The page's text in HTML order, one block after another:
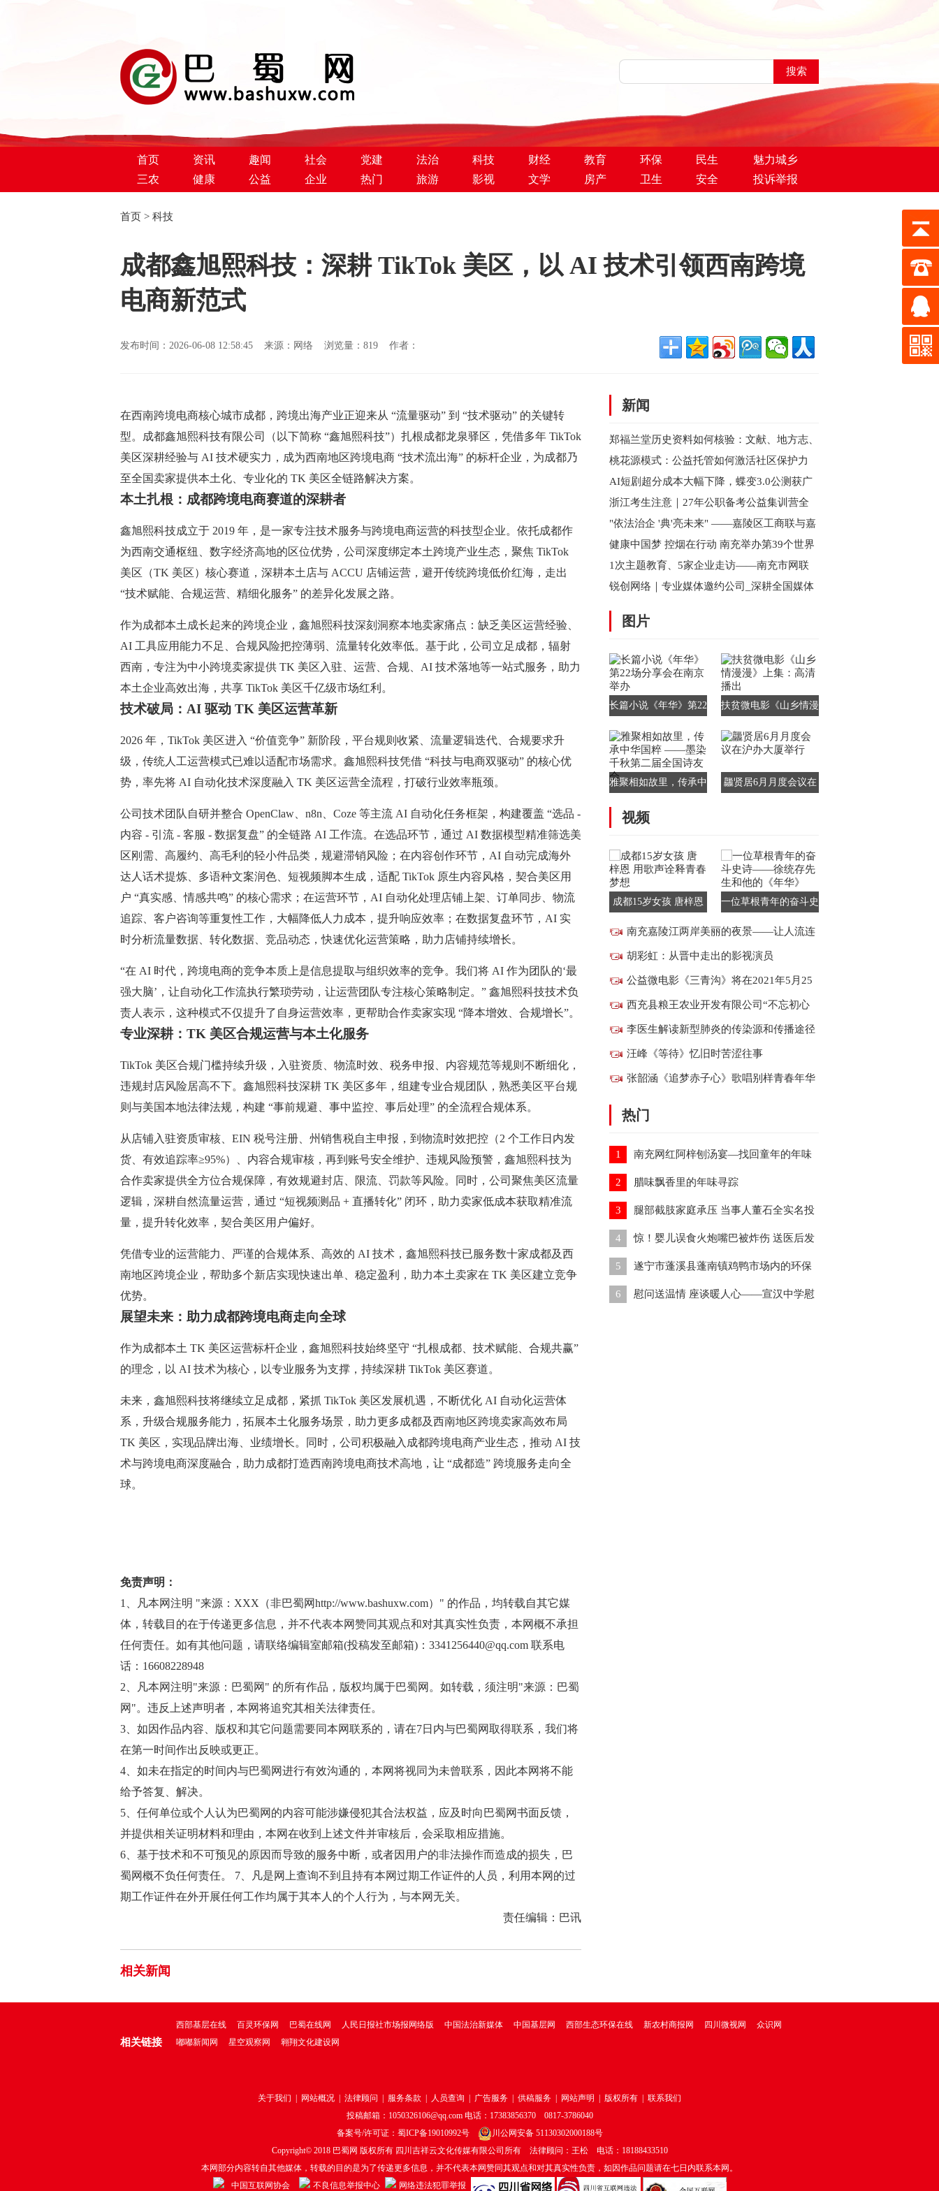
首页 资讯 趣闻 社会 党建 法治 科技 财经 教育 环保 民生
魅力城乡
三农
健康 公益 企业 热门 旅游 影视 文学 房产 卫生 安全 投诉举报
首页 > 科技
成都鑫旭熙科技：深耕 TikTok 美区，以 AI 技术引领西南跨境
电商新范式
发布时间：2026-06-08 12:58:45 来源：网络 浏览量： 819 作者：
在西南跨境电商核心城市成都，跨境出海产业正迎来从 “流量驱动” 到 “技术驱动” 的关键转
型。成都鑫旭熙科技有限公司（以下简称 “鑫旭熙科技”）扎根成都龙泉驿区，凭借多年 TikTok
美区深耕经验与 AI 技术硬实力，成为西南地区跨境电商 “技术流出海” 的标杆企业，为成都乃
至全国卖家提供本土化、专业化的 TK 美区全链路解决方案。
本土扎根：成都跨境电商赛道的深耕者
鑫旭熙科技成立于 2019 年，是一家专注技术服务与跨境电商运营的科技型企业。依托成都作
为西南交通枢纽、数字经济高地的区位优势，公司深度绑定本土跨境产业生态，聚焦 TikTok
美区（TK 美区）核心赛道，深耕本土店与 ACCU 店铺运营，避开传统跨境低价红海，走出
“技术赋能、合规运营、精细化服务” 的差异化发展之路。
作为成都本土成长起来的跨境企业，鑫旭熙科技深刻洞察本地卖家痛点：缺乏美区运营经验、
AI 工具应用能力不足、合规风险把控薄弱、流量转化效率低。基于此，公司立足成都，辐射
西南，专注为中小跨境卖家提供 TK 美区入驻、运营、合规、AI 技术落地等一站式服务，助力
本土企业高效出海，共享 TikTok 美区千亿级市场红利。
技术破局：AI 驱动 TK 美区运营革新
2026 年，TikTok 美区进入 “价值竞争” 新阶段，平台规则收紧、流量逻辑迭代、合规要求升
级，传统人工运营模式已难以适配市场需求。鑫旭熙科技凭借 “科技与电商双驱动” 的核心优
势，率先将 AI 自动化技术深度融入 TK 美区运营全流程，打破行业效率瓶颈。
公司技术团队自研并整合 OpenClaw、n8n、Coze 等主流 AI 自动化任务框架，构建覆盖 “选品 -
内容 - 引流 - 客服 - 数据复盘” 的全链路 AI 工作流。在选品环节，通过 AI 数据模型精准筛选美
区刚需、高履约、高毛利的轻小件品类，规避滞销风险；在内容创作环节，AI 自动完成海外
达人话术提炼、多语种文案润色、短视频脚本生成，适配 TikTok 原生内容风格，契合美区用
户 “真实感、情感共鸣” 的核心需求；在运营环节，AI 自动化处理店铺上架、订单同步、物流
追踪、客户咨询等重复性工作，大幅降低人力成本，提升响应效率；在数据复盘环节，AI 实
时分析流量数据、转化数据、竞品动态，快速优化运营策略，助力店铺持续增长。
“在 AI 时代，跨境电商的竞争本质上是信息提取与组织效率的竞争。我们将 AI 作为团队的‘最
强大脑’，让自动化工作流执行繁琐劳动，让运营团队专注核心策略制定。” 鑫旭熙科技技术负
责人表示，这种模式不仅提升了自身运营效率，更帮助合作卖家实现 “降本增效、合规增长”。
专业深耕：TK 美区合规运营与本土化服务
TikTok 美区合规门槛持续升级，入驻资质、物流时效、税务申报、内容规范等规则不断细化，
违规封店风险居高不下。鑫旭熙科技深耕 TK 美区多年，组建专业合规团队，熟悉美区平台规
则与美国本地法律法规，构建 “事前规避、事中监控、事后处理” 的全流程合规体系。
从店铺入驻资质审核、EIN 税号注册、州销售税自主申报，到物流时效把控（2 个工作日内发
货、有效追踪率≥95%）、内容合规审核，再到账号安全维护、违规风险预警，鑫旭熙科技为
合作卖家提供全方位合规保障，有效规避封店、限流、罚款等风险。同时，公司聚焦美区流量
逻辑，深耕自然流量运营，通过 “短视频测品 + 直播转化” 闭环，助力卖家低成本获取精准流
量，提升转化效率，契合美区用户偏好。
凭借专业的运营能力、严谨的合规体系、高效的 AI 技术，鑫旭熙科技已服务数十家成都及西
南地区跨境企业，帮助多个新店实现快速出单、稳定盈利，助力本土卖家在 TK 美区建立竞争
优势。
展望未来：助力成都跨境电商走向全球
作为成都本土 TK 美区运营标杆企业，鑫旭熙科技始终坚守 “扎根成都、技术赋能、合规共赢”
的理念，以 AI 技术为核心，以专业服务为支撑，持续深耕 TikTok 美区赛道。
未来，鑫旭熙科技将继续立足成都，紧抓 TikTok 美区发展机遇，不断优化 AI 自动化运营体
系，升级合规服务能力，拓展本土化服务场景，助力更多成都及西南地区跨境卖家高效布局
TK 美区，实现品牌出海、业绩增长。同时，公司积极融入成都跨境电商产业生态，推动 AI 技
术与跨境电商深度融合，助力成都打造西南跨境电商技术高地，让 “成都造” 跨境服务走向全
球。
免责声明：
1、凡本网注明 "来源：XXX（非巴蜀网http://www.bashuxw.com）" 的作品，均转载自其它媒
体，转载目的在于传递更多信息，并不代表本网赞同其观点和对其真实性负责，本网概不承担
任何责任。如有其他问题，请联络编辑室邮箱(投稿发至邮箱)：3341256440@qq.com 联系电
话：16608228948
2、凡本网注明"来源：巴蜀网" 的所有作品，版权均属于巴蜀网。如转载，须注明"来源：巴蜀
网"。违反上述声明者，本网将追究其相关法律责任。
3、如因作品内容、版权和其它问题需要同本网联系的，请在7日内与巴蜀网取得联系，我们将
在第一时间作出反映或更正。
4、如未在指定的时间内与巴蜀网进行有效沟通的，本网将视同为未曾联系，因此本网将不能
给予答复、解决。
5、任何单位或个人认为巴蜀网的内容可能涉嫌侵犯其合法权益，应及时向巴蜀网书面反馈，
并提供相关证明材料和理由，本网在收到上述文件并审核后，会采取相应措施。
6、基于技术和不可预见的原因而导致的服务中断，或者因用户的非法操作而造成的损失，巴
蜀网概不负任何责任。 7、凡是网上查询不到且持有本网过期工作证件的人员，利用本网的过
期工作证件在外开展任何工作均属于其本人的个人行为，与本网无关。
责任编辑：巴讯
相关新闻
新闻
郑福兰堂历史资料如何核验：文献、地方志、
档案与现代主体信息
桃花源模式：公益托管如何激活社区保护力
AI短剧超分成本大幅下降，蝶变3.0公测获广
泛好评，性能全面超越海内外同类产品
浙江考生注意｜27年公职备考公益集训营全
省开始报名
"依法治企 '典'亮未来" ——嘉陵区工商联与嘉
陵区新联会联合举办民法典专题讲座
健康中国梦 控烟在行动 南充举办第39个世界
无烟日主题宣传暨健步行活动
1次主题教育、5家企业走访——南充市网联
会西充行的“思想”与“视野”双收获
锐创网络｜专业媒体邀约公司_深耕全国媒体
图片
长篇小说《年华》第22
扶贫微电影《山乡情漫
雅聚相如故里，传承中
第二届全国诗友会
龘贤居6月月度会议在
视频
成都15岁女孩 唐梓恩
一位草根青年的奋斗史
南充嘉陵江两岸美丽的夜景——让人流连
忘返
胡彩虹：从晋中走出的影视演员
公益微电影《三青沟》将在2021年5月25
日南充万泰大酒店举行媒体见面会
西充县粮王农业开发有限公司“不忘初心
粮王农业在行动”
李医生解读新型肺炎的传染源和传播途径
第四版诊疗方案
汪峰《等待》忆旧时苦涩往事
张韶涵《追梦赤子心》歌唱别样青春年华
热门
1 南充网红阿梓刨汤宴—找回童年的年味
2 腊味飘香里的年味寻踪
3 腿部截肢家庭承压 当事人董石全实名投
诉派出所事故处理涉嫌违规
4 惊！婴儿误食火炮嘴巴被炸伤 送医后发
现食管内竟还有一颗3厘米钉子
5 遂宁市蓬溪县蓬南镇鸡鸭市场内的环保
乱象 镇政府无人管
6 慰问送温情 座谈暖人心——宣汉中学慰
相关链接
西部基层在线 百灵环保网 巴蜀在线网 人民日报社市场报网络版 中国法治新媒体 中国基层网 西部生态环保在线 新农村商报网 四川微视网
众识网
嘟嘟新闻网
星空观察网 翱翔文化建设网
关于我们 网站概况 法律顾问 服务条款 人员查询 广告服务 供稿服务 网站声明 版权所有
联系我们
投稿邮箱：1050326106@qq.com 电话：17383856370 0817-3786040
备案号/许可证： 蜀ICP备19010992号
川公网安备 51130302000188号
Copyright© 2018 巴蜀网 版权所有 四川吉祥云文化传媒有限公司所有 法律顾问：王松 电话：18188433510
本网部分内容转自其他媒体，转载的目的是为了传递更多信息，并不代表本网赞同其观点和对其真实性负责，如因作品问题请在七日内联系本网。